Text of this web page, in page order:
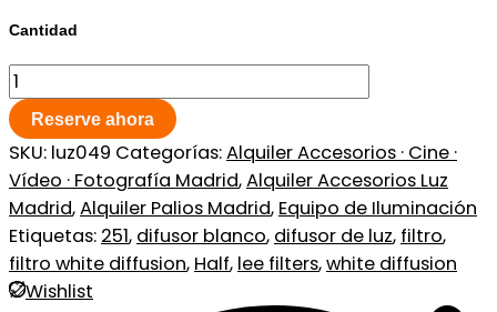
Cantidad
Reserve ahora
SKU: luz049 Categorías:Alquiler Accesorios · Cine ·
Vídeo · Fotografía Madrid,Alquiler Accesorios Luz
Madrid,Alquiler Palios Madrid, Equipo de Iluminación
Etiquetas: 251, difusor blanco, difusor de luz, filtro,
filtro white diffusion, Half, lee filters,white diffusion
Wishlist